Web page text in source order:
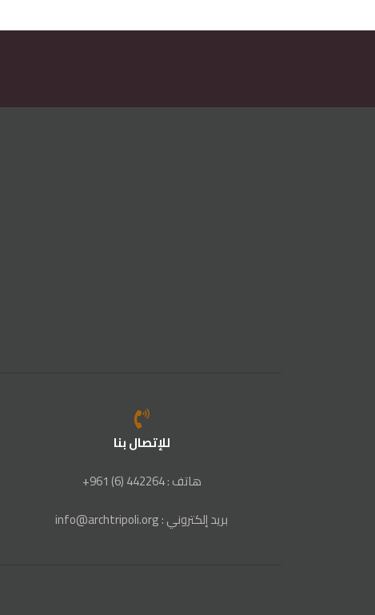
للإتصال بنا
هاتف : 442264 (6) 961+
بريد إلكتروني : info@archtripoli.org